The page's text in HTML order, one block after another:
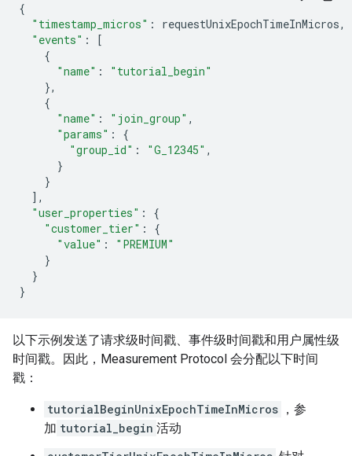
{
"timestamp_micros" : requestUnixEpochTimeInMicros,
"events" :
[
{
"name" :
"tutorial_begin"
},
{
"name" : "join_group" ,
"params" :
{
"group_id" : "G_12345" ,
}
}
],
"user_properties" :
{
"customer_tier" :
{
"value" :
"PREMIUM"
}
}
}
以下示例发送了请求级时间戳、事件级时间戳和用户属性级
时间戳。因此，Measurement Protocol 会分配以下时间
戳：
tutorialBeginUnixEpochTimeInMicros ，参
加 tutorial_begin 活动